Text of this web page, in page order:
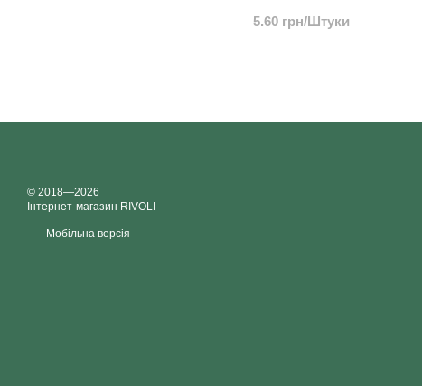
5.60 грн/Штуки
© 2018—2026
Інтернет-магазин RIVOLI
Мобільна версія